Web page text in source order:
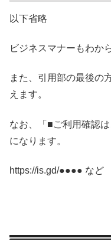
以下省略
ビジネスマナーもわか
また、引用部の最後の
えます。
なお、「■ご利用確認
になります。
https://is.gd/●●●● など